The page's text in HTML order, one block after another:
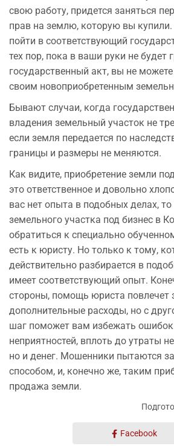
свою работу, придется заняться
прав на землю, которую вы
пойти в соответствующий
тех пор, пока в ваши руки не будет
государственный акт, вы не
своим новоприобретенным
Бывают случаи, когда
владения земельный участок не
если земля передается по
границы и размеры не меняются.
Как видите, приобретение земли
это ответственное и довольно
вас нет опыта в подобных делах,
земельного участка под бизнес в
обратиться к специально
есть к юристу. Но только к тому,
действительно разбирается в
имеет соответствующий опыт.
стороны, помощь юриста повлечет
дополнительные расходы, но с
шаг поможет вам избежать
неприятностей, вплоть до утраты
но и денег. Мошенники пытаются
способом, и, конечно же, таким
продажа земли.
Facebook